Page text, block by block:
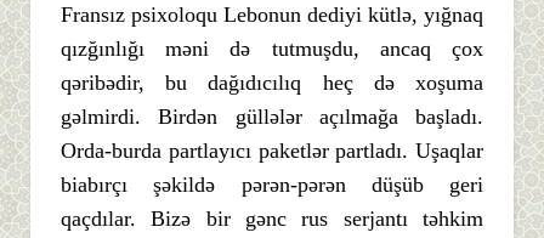
Fransız psixoloqu Lebonun dediyi kütlə, yığnaq
qızğınlığı məni də tutmuşdu, ancaq çox
qəribədir, bu dağıdıcılıq heç də xoşuma
gəlmirdi. Birdən güllələr açılmağa başladı.
Orda-burda partlayıcı paketlər partladı. Uşaqlar
biabırçı şəkildə pərən-pərən düşüb geri
qaçdılar. Bizə bir gənc rus serjantı təhkim